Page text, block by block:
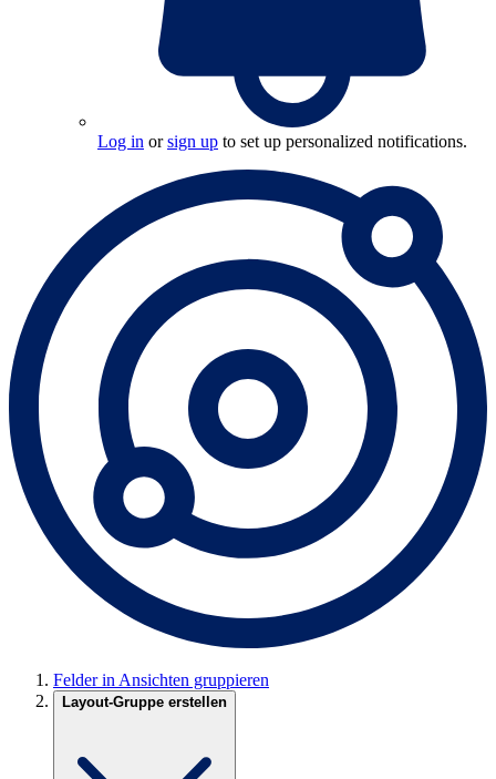
Log in orsign up to set up personalized notifications.
Felder in Ansichten gruppieren
Layout-Gruppe erstellen